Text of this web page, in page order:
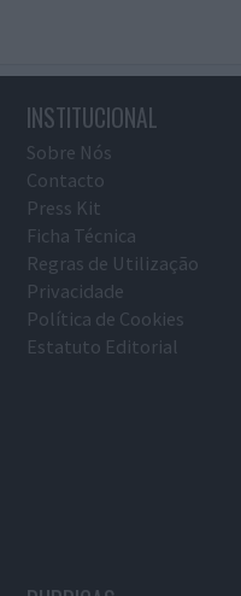
INSTITUCIONAL
Sobre Nós
Contacto
Press Kit
Ficha Técnica
Regras de Utilização
Privacidade
Política de Cookies
Estatuto Editorial